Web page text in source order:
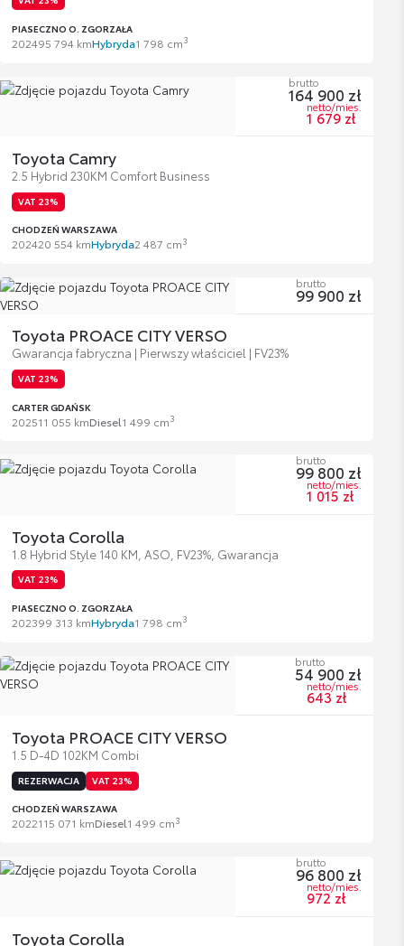
PIASECZNO O. ZGORZAŁA
202495 794 kmHybryda1 798 cm3
Toyota Camry
2.5 Hybrid 230KM Comfort Business
VAT 23%
CHODZEŃ WARSZAWA
202420 554 kmHybryda2 487 cm3
brutto
164 900 zł
netto/mies.
1 679 zł
Toyota PROACE CITY VERSO
Gwarancja fabryczna | Pierwszy właściciel | FV23%
VAT 23%
CARTER GDAŃSK
202511 055 kmDiesel1 499 cm3
brutto
99 900 zł
Toyota Corolla
1.8 Hybrid Style 140 KM, ASO, FV23%, Gwarancja
VAT 23%
PIASECZNO O. ZGORZAŁA
202399 313 kmHybryda1 798 cm3
brutto
99 800 zł
netto/mies.
1 015 zł
Toyota PROACE CITY VERSO
1.5 D-4D 102KM Combi
REZERWACJA VAT 23%
CHODZEŃ WARSZAWA
2022115 071 kmDiesel1 499 cm3
brutto
54 900 zł
netto/mies.
643 zł
Toyota Corolla
brutto
96 800 zł
netto/mies.
972 zł